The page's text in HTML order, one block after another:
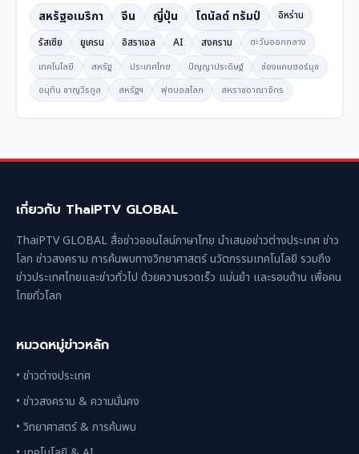
สหรัฐอเมริกา จีน ญี่ปุ่น โดนัลด์ ทรัมป์
อิหร่าน
รัสเซีย
ยูเครน อิสราเอล AI สงคราม
ตะวันออกกลาง
เทคโนโลยี
สหรัฐ ประเทศไทย ปัญญาประดิษฐ์
ช่องแคบฮอร์มุซ
อนุทิน ชาญวีรกูล
สหรัฐฯ ฟุตบอลโลก สหราชอาณาจักร
เกี่ยวกับ ThaiPTV GLOBAL
ThaiPTV GLOBAL สื่อข่าวออนไลน์ภาษาไทย นำเสนอข่าวต่างประเทศ ข่าว
โลก ข่าวสงคราม การค้นพบทางวิทยาศาสตร์ นวัตกรรมเทคโนโลยี รวมถึง
ข่าวประเทศไทยและข่าวทั่วไป ด้วยความรวดเร็ว แม่นยำ และรอบด้าน เพื่อคน
ไทยทั่วโลก
หมวดหมู่ข่าวหลัก
• ข่าวต่างประเทศ
• ข่าวสงคราม & ความมั่นคง
• วิทยาศาสตร์ & การค้นพบ